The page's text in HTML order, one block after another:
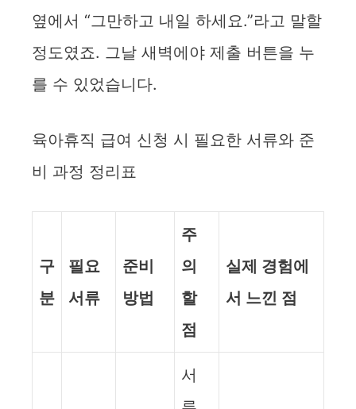
옆에서 “그만하고 내일 하세요.”라고 말할
정도였죠. 그날 새벽에야 제출 버튼을 누
를 수 있었습니다.
육아휴직 급여 신청 시 필요한 서류와 준
비 과정 정리표
구
분
필요
서류
준비
방법
주
의
할
점
실제 경험에
서 느낀 점
서